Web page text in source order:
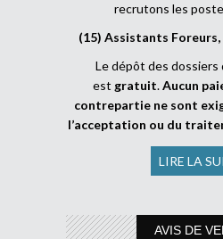
recrutons les
(15) Assistants
Le dépôt des dossiers
est gratuit.Aucun
contrepartie ne sont
l’acceptation ou du
LIRE LA
AVIS DE